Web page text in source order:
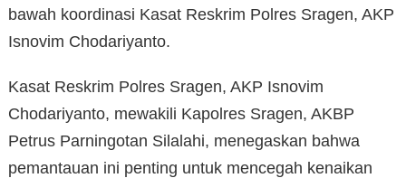
bawah koordinasi Kasat Reskrim Polres Sragen, AKP
Isnovim Chodariyanto.
Kasat Reskrim Polres Sragen, AKP Isnovim
Chodariyanto, mewakili Kapolres Sragen, AKBP
Petrus Parningotan Silalahi, menegaskan bahwa
pemantauan ini penting untuk mencegah kenaikan